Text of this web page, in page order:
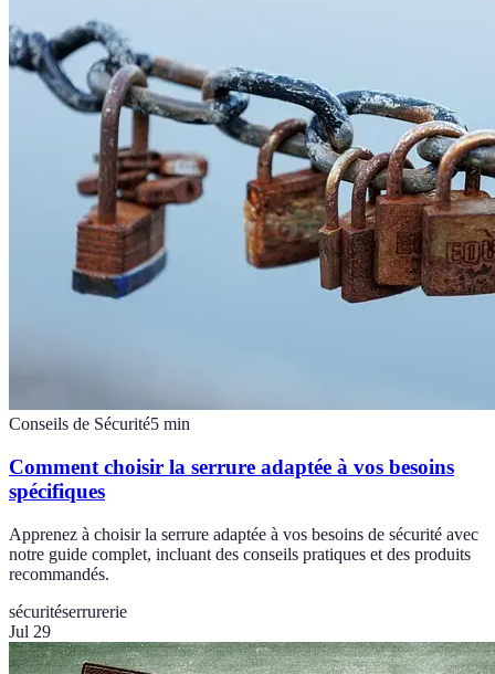
Conseils de Sécurité5 min
Comment choisir la serrure adaptée à vos besoins
spécifiques
Apprenez à choisir la serrure adaptée à vos besoins de sécurité avec
notre guide complet, incluant des conseils pratiques et des produits
recommandés.
sécuritéserrurerie
Jul 29